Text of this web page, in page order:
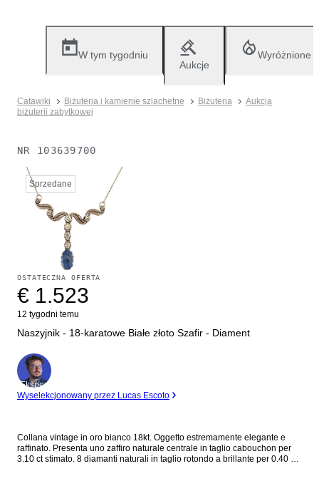
W tym tygodniu
Aukcje
Wyróżnione
Catawiki Biżuteria i kamienie szlachetne Biżuteria
Aukcja
biżuterii zabytkowej
NR 103639700
Sprzedane
OSTATECZNA OFERTA
€ 1.523
12 tygodni temu
Naszyjnik - 18-karatowe Białe złoto Szafir - Diament
Ekspert
Wyselekcjonowany przez Lucas Escoto
Collana vintage in oro bianco 18kt. Oggetto estremamente elegante e
raffinato. Presenta uno zaffiro naturale centrale in taglio cabouchon per
3.10 ct stimato. 8 diamanti naturali in taglio rotondo a brillante per 0.40 ct